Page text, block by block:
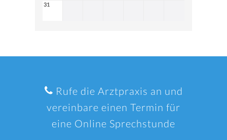
31
Rufe die Arztpraxis an und
vereinbare einen Termin für
eine Online Sprechstunde